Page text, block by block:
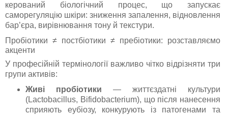
керований біологічний процес, що запускає
саморегуляцію шкіри: зниження запалення, відновлення
бар’єра, вирівнювання тону й текстури.
Пробіотики ≠ постбіотики ≠ пребіотики: розставляємо
акценти
У професійній термінології важливо чітко відрізняти три
групи активів:
Живі пробіотики — життєздатні культури
(Lactobacillus, Bifidobacterium), що після нанесення
сприяють еубіозу, конкурують із патогенами та